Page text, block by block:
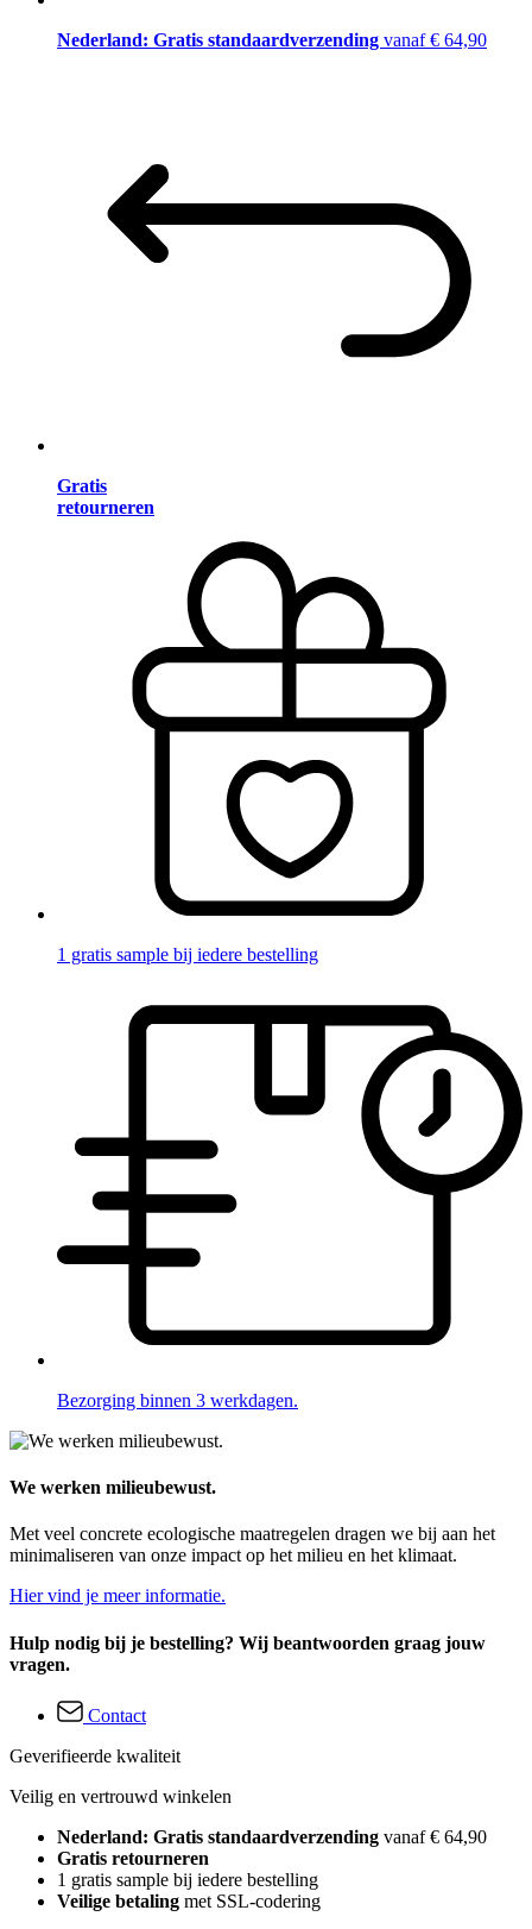
Nederland: Gratis standaardverzending vanaf € 64,90
Gratis
retourneren
1 gratis sample bij iedere bestelling
Bezorging binnen 3 werkdagen.
We werken milieubewust.
Met veel concrete ecologische maatregelen dragen we bij aan het
minimaliseren van onze impact op het milieu en het klimaat.
Hier vind je meer informatie.
Hulp nodig bij je bestelling? Wij beantwoorden graag jouw
vragen.
Contact
Geverifieerde kwaliteit
Veilig en vertrouwd winkelen
Nederland: Gratis standaardverzending vanaf € 64,90
Gratis retourneren
1 gratis sample bij iedere bestelling
Veilige betaling met SSL-codering